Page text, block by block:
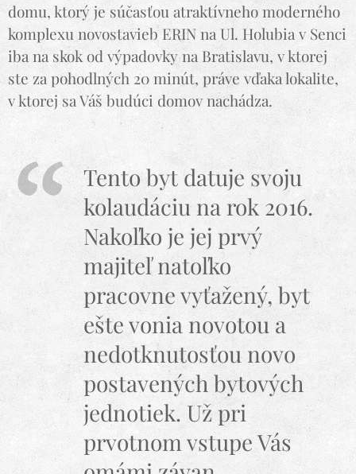
domu, ktorý je súčasťou atraktívneho moderného
komplexu novostavieb ERIN na Ul. Holubia v Senci
iba na skok od výpadovky na Bratislavu, v ktorej
ste za pohodlných 20 minút, práve vďaka lokalite,
v ktorej sa Váš budúci domov nachádza.
Tento byt datuje svoju
kolaudáciu na rok 2016.
Nakoľko je jej prvý
majiteľ natoľko
pracovne vyťažený, byt
ešte vonia novotou a
nedotknutosťou novo
postavených bytových
jednotiek. Už pri
prvotnom vstupe Vás